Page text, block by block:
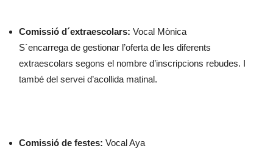
Comissió d´extraescolars: Vocal Mònica
S´encarrega de gestionar l’oferta de les diferents
extraescolars segons el nombre d’inscripcions rebudes. I
també del servei d’acollida matinal.
Comissió de festes: Vocal Aya